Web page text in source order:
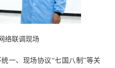
络联调现场
一、现场协议“七国八制”等关